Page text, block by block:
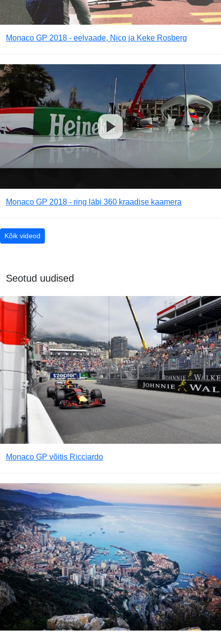
Monaco GP 2018 - eelvaade, Nico ja Keke Rosberg
Monaco GP 2018 - ring läbi 360 kraadise kaamera
Kõik videod
Seotud uudised
Monaco GP võitis Ricciardo